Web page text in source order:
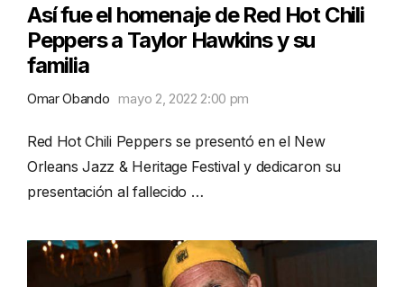
Así fue el homenaje de Red Hot Chili
Peppers a Taylor Hawkins y su
familia
Omar Obando mayo 2, 2022 2:00 pm
Red Hot Chili Peppers se presentó en el New
Orleans Jazz & Heritage Festival y dedicaron su
presentación al fallecido …